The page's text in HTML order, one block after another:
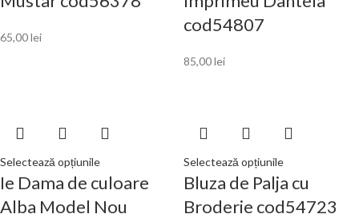
65,00lei
cod54807
85,00lei
Selectează opțiunile
Ie Dama de culoare
Alba Model Nou
Selectează opțiunile
Bluza de Palja cu
Broderie cod54723